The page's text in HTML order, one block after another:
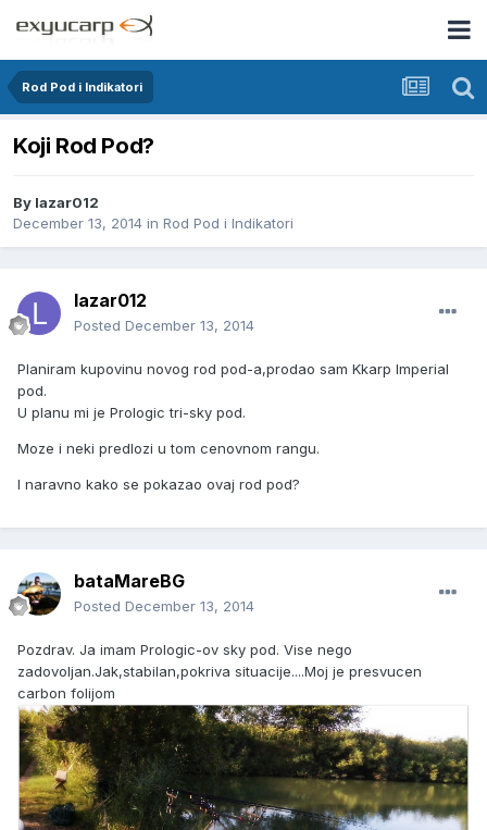
Rod Pod i Indikatori
Koji Rod Pod?
By lazar012
December 13, 2014 in Rod Pod i Indikatori
lazar012
Posted December 13, 2014
Planiram kupovinu novog rod pod-a,prodao sam Kkarp Imperial
pod.
U planu mi je Prologic tri-sky pod.
Moze i neki predlozi u tom cenovnom rangu.
I naravno kako se pokazao ovaj rod pod?
bataMareBG
Posted December 13, 2014
Pozdrav. Ja imam Prologic-ov sky pod. Vise nego
zadovoljan.Jak,stabilan,pokriva situacije....Moj je presvucen
carbon folijom